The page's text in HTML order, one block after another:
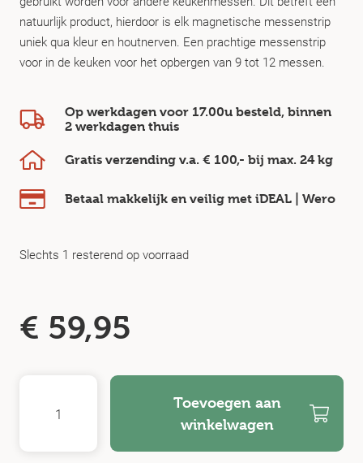
natuurlijk product, hierdoor is elk magnetische messenstrip
uniek qua kleur en houtnerven. Een prachtige messenstrip
voor in de keuken voor het opbergen van 9 tot 12 messen.
Op werkdagen voor 17.00u besteld, binnen
2 werkdagen thuis
Gratis verzending v.a. € 100,- bij max. 24 kg
Betaal makkelijk en veilig met iDEAL | Wero
Slechts 1 resterend op voorraad
€ 59,95
Toevoegen aan
winkelwagen